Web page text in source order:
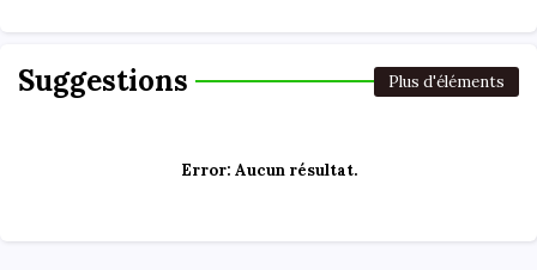
Suggestions Plus d'éléments
Error: Aucun résultat.